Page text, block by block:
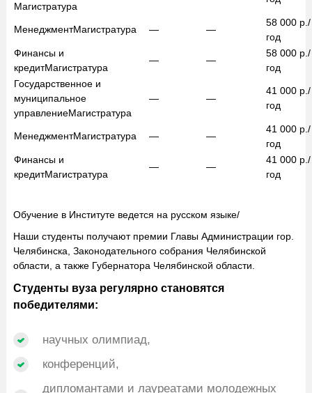
Магистратура
МенеджментМагистратура — —
58 000 р./
год
Финансы и
кредитМагистратура
— —
58 000 р./
год
Государственное и
муниципальное
управлениеМагистратура
— —
41 000 р./
год
МенеджментМагистратура — —
41 000 р./
год
Финансы и
кредитМагистратура
— —
41 000 р./
год
Обучение в Институте ведется на русском языке/
Наши студенты получают премии Главы Администрации гор.
Челябинска, Законодательного собрания Челябинской
области, а также Губернатора Челябинской области.
Студенты вуза регулярно становятся
победителями:
научных олимпиад,
конференций,
дипломантами и лауреатами молодежных